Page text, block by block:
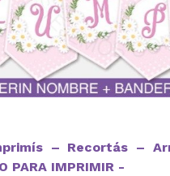
– Recortás –
PARA IMPRIMIR -